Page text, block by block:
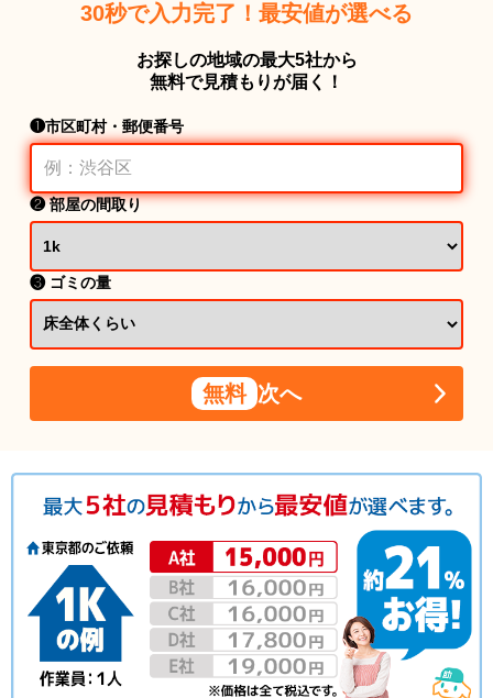
30秒で入力完了！最安値が選べる
お探しの地域の最大5社から
無料で見積もりが届く！
❶市区町村・郵便番号
❷ 部屋の間取り
❸ ゴミの量
無料 次へ